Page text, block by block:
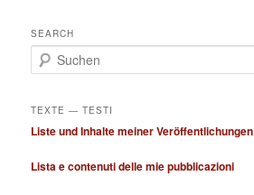
SEARCH
u
h
n
TEXTE — TESTI
Liste und Inhalte meiner Veröffentlichungen
Lista e contenuti delle mie pubblicazioni